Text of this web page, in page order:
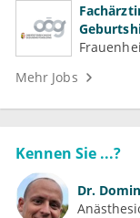
Mehr Jobs
Kennen Sie ...?
Dr.